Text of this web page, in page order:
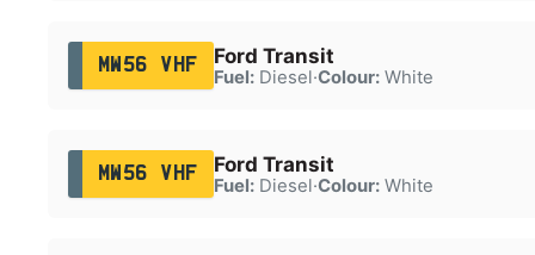
MW56 VHF Ford Transit
Fuel:Diesel·Colour:White
MW56 VHF Ford Transit
Fuel:Diesel·Colour:White